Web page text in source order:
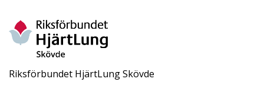
Riksförbundet HjärtLung Skövde